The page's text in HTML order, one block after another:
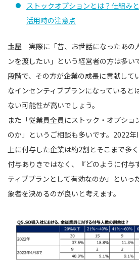
ストックオプションとは？仕組み
活用時の注意点
圡屋 実際に「昔、お世話になったあの
ンを渡したい」という経営者の方は多い
段階で、その方が企業の成長に貢献して
なインセンティブプランになっていると
ない可能性が高いでしょう。
また「従業員全員にストック・オプショ
のか」というご相談も多いです。2022
上に付与した企業は約2割とそこまで多
付与ありきではなく、『どのように付与
ティブプランとして有効なのか』といっ
象者を決めるのが良いと考えます。